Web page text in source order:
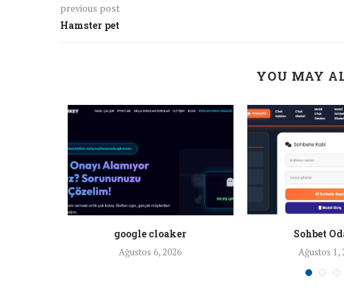
previous post
Hamster pet
YOU MAY
google cloaker
Ağustos 6, 2026
Sohbet
Ağustos 1,